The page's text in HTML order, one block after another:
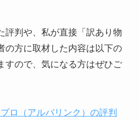
評判や、私が直接「訳あり物
の方に取材した内容は以下の
すので、気になる方はぜひご
ロ（アルバリンク）の評判